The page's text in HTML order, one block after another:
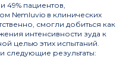
49% пациентов,
Nemluvio в клинических
смогли добиться как
интенсивности зуда к
целью этих испытаний.
следующие результаты: